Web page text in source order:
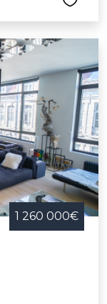
1 260 000€